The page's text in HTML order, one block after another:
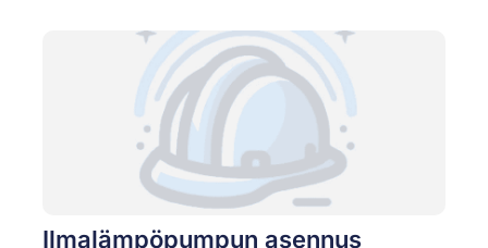
Ilmalämpöpumpun asennus